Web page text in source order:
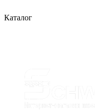
Каталог